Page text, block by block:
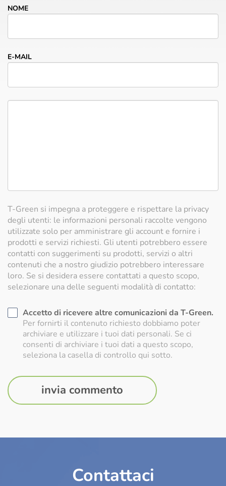
NOME
E-MAIL
T-Green si impegna a proteggere e rispettare la privacy
degli utenti: le informazioni personali raccolte vengono
utilizzate solo per amministrare gli account e fornire i
prodotti e servizi richiesti. Gli utenti potrebbero essere
contatti con suggerimenti su prodotti, servizi o altri
contenuti che a nostro giudizio potrebbero interessare
loro. Se si desidera essere contattati a questo scopo,
selezionare una delle seguenti modalità di contatto:
Accetto di ricevere altre comunicazioni da T-Green.
Per fornirti il contenuto richiesto dobbiamo poter
archiviare e utilizzare i tuoi dati personali. Se ci
consenti di archiviare i tuoi dati a questo scopo,
seleziona la casella di controllo qui sotto.
Contattaci